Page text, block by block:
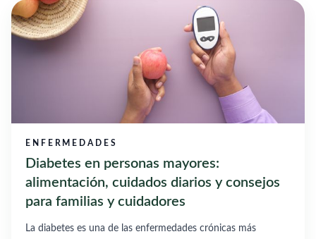
ENFERMEDADES
Diabetes en personas mayores:
alimentación, cuidados diarios y consejos
para familias y cuidadores
La diabetes es una de las enfermedades crónicas más